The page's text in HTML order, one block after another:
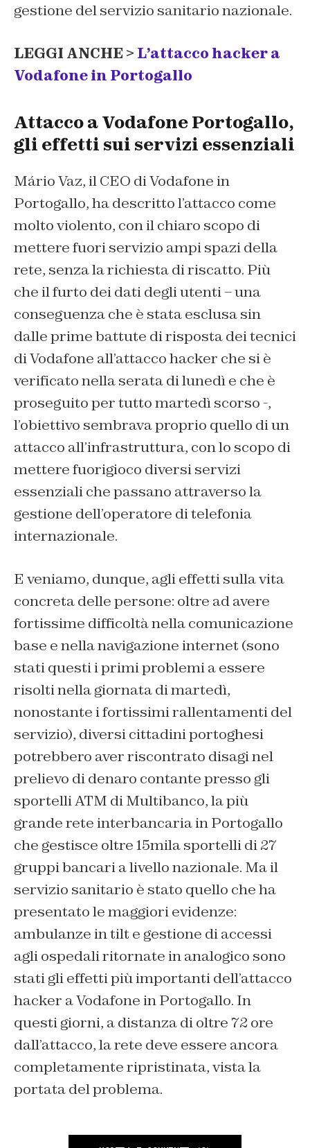
gestione del servizio sanitario nazionale.
LEGGI ANCHE > L’attacco hacker a
Vodafone in Portogallo
Attacco a Vodafone Portogallo,
gli effetti sui servizi essenziali
Mário Vaz, il CEO di Vodafone in
Portogallo, ha descritto l’attacco come
molto violento, con il chiaro scopo di
mettere fuori servizio ampi spazi della
rete, senza la richiesta di riscatto. Più
che il furto dei dati degli utenti – una
conseguenza che è stata esclusa sin
dalle prime battute di risposta dei tecnici
di Vodafone all’attacco hacker che si è
verificato nella serata di lunedì e che è
proseguito per tutto martedì scorso -,
l’obiettivo sembrava proprio quello di un
attacco all’infrastruttura, con lo scopo di
mettere fuorigioco diversi servizi
essenziali che passano attraverso la
gestione dell’operatore di telefonia
internazionale.
E veniamo, dunque, agli effetti sulla vita
concreta delle persone: oltre ad avere
fortissime difficoltà nella comunicazione
base e nella navigazione internet (sono
stati questi i primi problemi a essere
risolti nella giornata di martedì,
nonostante i fortissimi rallentamenti del
servizio), diversi cittadini portoghesi
potrebbero aver riscontrato disagi nel
prelievo di denaro contante presso gli
sportelli ATM di Multibanco, la più
grande rete interbancaria in Portogallo
che gestisce oltre 15mila sportelli di 27
gruppi bancari a livello nazionale. Ma il
servizio sanitario è stato quello che ha
presentato le maggiori evidenze:
ambulanze in tilt e gestione di accessi
agli ospedali ritornate in analogico sono
stati gli effetti più importanti dell’attacco
hacker a Vodafone in Portogallo. In
questi giorni, a distanza di oltre 72 ore
dall’attacco, la rete deve essere ancora
completamente ripristinata, vista la
portata del problema.